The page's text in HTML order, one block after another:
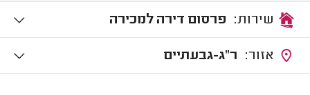
פרסום דירה למכירה
ר"ג-גבעתיים